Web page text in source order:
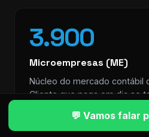
3.900
Microempresas (ME)
Núcleo do mercado contábil
Cliente que paga em dia se
💬 Vamos falar